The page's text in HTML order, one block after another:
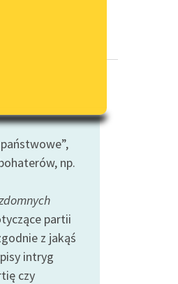
dostępności
np.
partii
z jakąś
intryg
czy